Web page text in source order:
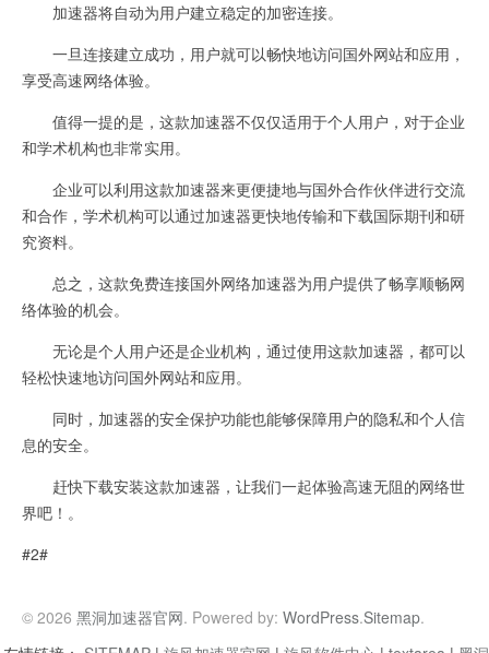
加速器将自动为用户建立稳定的加密连接。
一旦连接建立成功，用户就可以畅快地访问国外网站和应用，
享受高速网络体验。
值得一提的是，这款加速器不仅仅适用于个人用户，对于企业
和学术机构也非常实用。
企业可以利用这款加速器来更便捷地与国外合作伙伴进行交流
和合作，学术机构可以通过加速器更快地传输和下载国际期刊和研
究资料。
总之，这款免费连接国外网络加速器为用户提供了畅享顺畅网
络体验的机会。
无论是个人用户还是企业机构，通过使用这款加速器，都可以
轻松快速地访问国外网站和应用。
同时，加速器的安全保护功能也能够保障用户的隐私和个人信
息的安全。
赶快下载安装这款加速器，让我们一起体验高速无阻的网络世
界吧！。
#2#
© 2026 黑洞加速器官网. Powered by: WordPress.Sitemap.